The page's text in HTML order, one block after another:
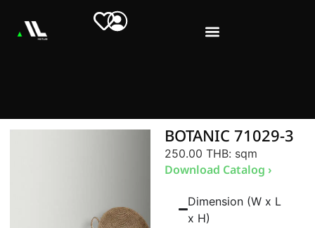
BOTANIC 71029-3
250.00 THB: sqm
Download Catalog ›
Dimension (W x L
x H)